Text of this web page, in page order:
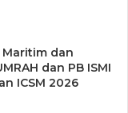
dan
dan PB ISMI
ICSM 2026